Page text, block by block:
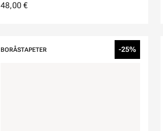
48,00 €
BORÅSTAPETER -25%